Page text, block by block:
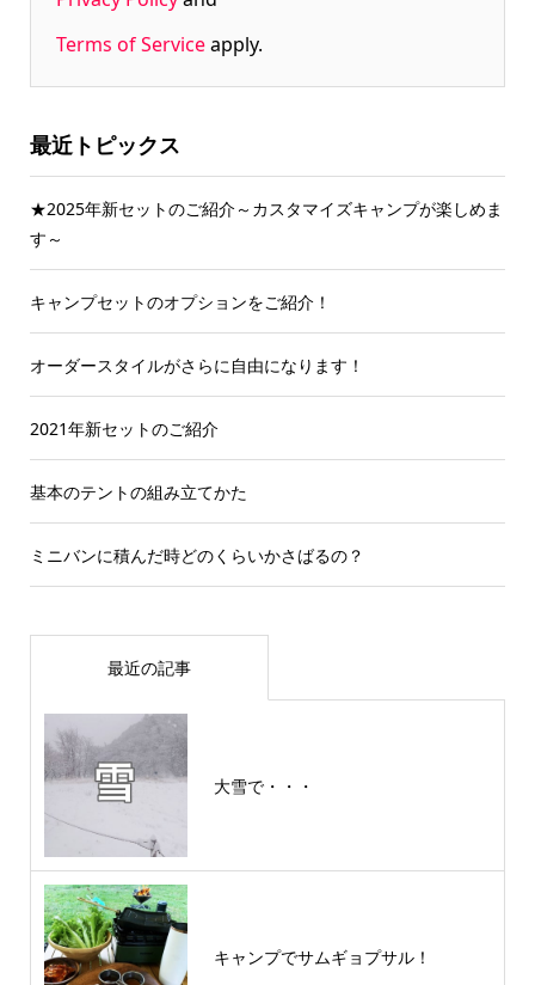
Terms of Serviceapply.
最近トピックス
★2025年新セットのご紹介～カスタマイズキャンプが楽しめま
す～
キャンプセットのオプションをご紹介！
オーダースタイルがさらに自由になります！
2021年新セットのご紹介
基本のテントの組み立てかた
ミニバンに積んだ時どのくらいかさばるの？
最近の記事
大雪で・・・
キャンプでサムギョプサル！